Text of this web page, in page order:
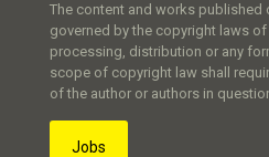
The content and works published
governed by the copyright laws
processing, distribution or any
scope of copyright law shall
of the author or authors in
Jobs